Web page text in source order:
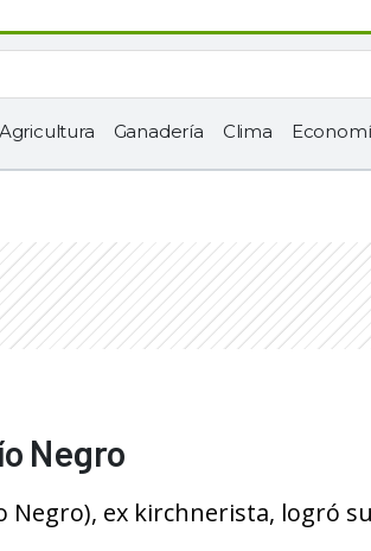
Agricultura Ganadería Clima
Negro
Negro), ex kirchnerista, logró